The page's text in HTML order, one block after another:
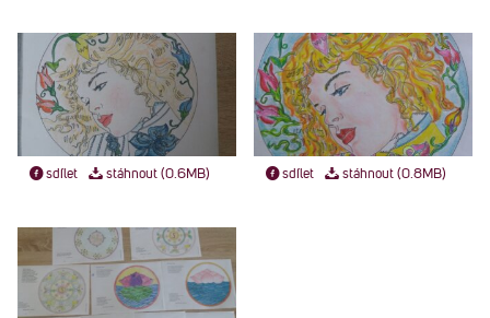
sdílet stáhnout (0.6MB) sdílet stáhnout (0.8MB)